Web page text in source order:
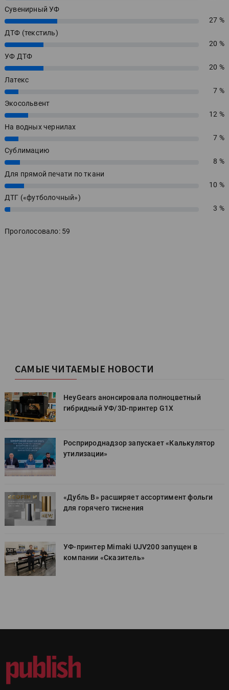
Сувенирный УФ
27%
27 %
ДТФ (текстиль)
20%
20 %
УФ ДТФ
20%
20 %
Латекс
7%
7 %
Экосольвент
12%
12 %
На водных чернилах
7%
7 %
Сублимацию
8%
8 %
Для прямой печати по ткани
10%
10 %
ДТГ («футболочный»)
3% 3 %
Проголосовало: 59
САМЫЕ ЧИТАЕМЫЕ НОВОСТИ
HeyGears анонсировала полноцветный
гибридный УФ/3D-принтер G1X
Росприроднадзор запускает «Калькулятор
утилизации»
«Дубль В» расширяет ассортимент фольги
для горячего тиснения
УФ-принтер Mimaki UJV200 запущен в
компании «Сказитель»